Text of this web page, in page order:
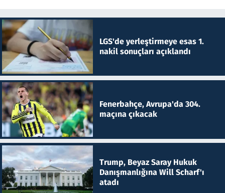
LGS'de yerleştirmeye esas 1.
nakil sonuçları açıklandı
Fenerbahçe, Avrupa'da 304.
maçına çıkacak
Trump, Beyaz Saray Hukuk
Danışmanlığına Will Scharf'ı
atadı